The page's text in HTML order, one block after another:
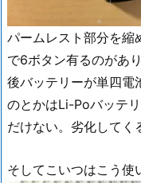
パームレスト部分を縮
で6ボタン有るのがあり
後バッテリーが単四電
のとかはLi-Poバッテ
だけない。劣化してく
そしてこいつはこう使